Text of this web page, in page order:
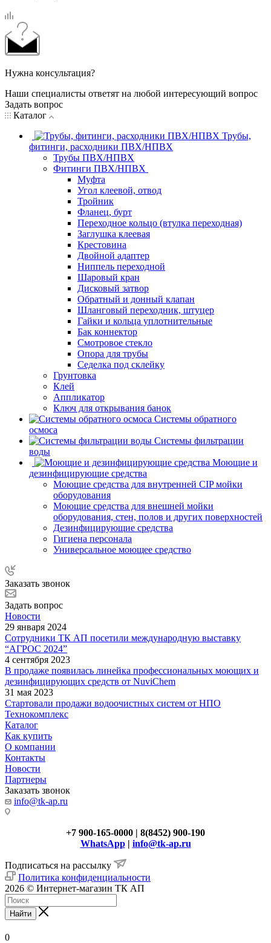
Нужна консультация?
Наши специалисты ответят на любой интересующий вопрос
Задать вопрос
Каталог
Трубы,
фитинги, расходники ПВХ/НПВХ
Трубы ПВХ/НПВХ
Фитинги ПВХ/НПВХ
Муфта
Угол клеевой, отвод
Тройник
Фланец, бурт
Переходное кольцо (втулка переходная)
Заглушка клеевая
Крестовина
Двойной адаптер
Ниппель переходной
Шаровый кран
Дисковый затвор
Обратный и донный клапан
Шланговый переходник, штуцер
Гайки и кольца уплотнительные
Бак коннектор
Смотровое стекло
Опора для трубы
Седелка под склейку
Грунтовка
Клей
Аппликатор
Ключ для открывания банок
Системы обратного
осмоса
Системы фильтрации
воды
Моющие и
дезинфицирующие средства
Моющие средства для внутренней CIP мойки
оборудования
Моющие средства для внешней мойки
оборудования, стен, полов и других поверхностей
Дезинфицирующие средства
Гигиена персонала
Универсальное моющее средство
Заказать звонок
Задать вопрос
Новости
29 января 2024
Сотрудники ТК АП посетили международную выставку
“АГРОС 2024”
4 сентября 2023
В продаже появилась линейка профессиональных моющих и
дезинфицирующих средств от NuviChem
31 мая 2023
Стартовали продажи водоочистных систем от НПО
Технокомплекс
Каталог
Как купить
О компании
Контакты
Новости
Партнеры
Заказать звонок
info@tk-ap.ru
+7 900-165-0000 | 8(8452) 900-190
WhatsApp| info@tk-ap.ru
Подписаться на рассылку
Политика конфиденциальности
2026 © Интернет-магазин ТК АП
Найти
0